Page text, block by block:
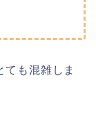
も混雑しま